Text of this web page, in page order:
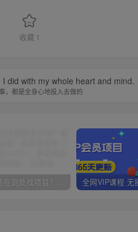
收藏 1
did with my whole heart and mind.
，都是全身心地投入去做的
你还在到处找项目？还在当韭菜？我靠卖项目一个月收入5万+，曾经我也是个失败者。